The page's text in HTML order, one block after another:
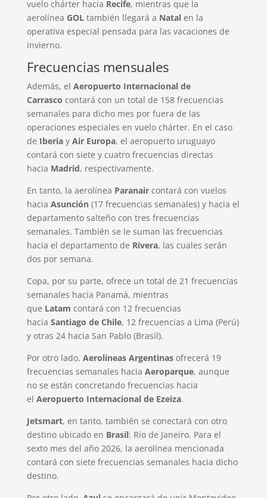
vuelo chárter hacia Recife, mientras que la
aerolínea GOLtambién llegará a Natalen la
operativa especial pensada para las vacaciones de
invierno.
Frecuencias mensuales
Además, el Aeropuerto Internacional de
Carrasco contará con un total de 158 frecuencias
semanales para dicho mes por fuera de las
operaciones especiales en vuelo chárter. En el caso
de Iberiay Air Europa, el aeropuerto uruguayo
contará con siete y cuatro frecuencias directas
hacia Madrid, respectivamente.
En tanto, la aerolínea Paranaircontará con vuelos
hacia Asunción (17 frecuencias semanales) y hacia el
departamento salteño con tres frecuencias
semanales. También se le suman las frecuencias
hacia el departamento de Rivera, las cuales serán
dos por semana.
Copa, por su parte, ofrece un total de 21 frecuencias
semanales hacia Panamá, mientras
que Latam contará con 12 frecuencias
hacia Santiago de Chile, 12 frecuencias a Lima (Perú)
y otras 24 hacia San Pablo (Brasil).
Por otro lado, Aerolíneas Argentinasofrecerá 19
frecuencias semanales hacia Aeroparque, aunque
no se están concretando frecuencias hacia
el Aeropuerto Internacional de Ezeiza.
Jetsmart, en tanto, también se conectará con otro
destino ubicado en Brasil: Río de Janeiro. Para el
sexto mes del año 2026, la aerolínea mencionada
contará con siete frecuencias semanales hacia dicho
destino.